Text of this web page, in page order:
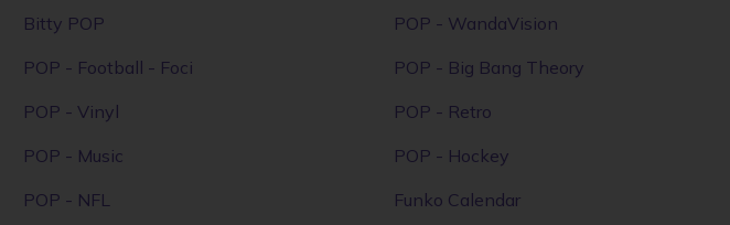
Bitty POP
POP - Football - Foci
POP - Vinyl
POP - Music
POP - NFL
POP - WandaVision
POP - Big Bang Theory
POP - Retro
POP - Hockey
Funko Calendar